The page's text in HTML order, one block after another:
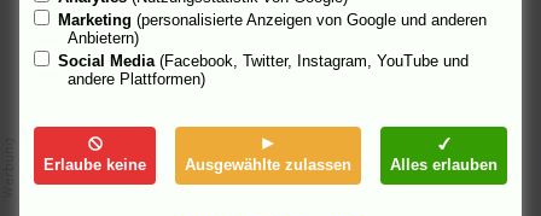
Marketing (personalisierte Anzeigen von Google und anderen
Anbietern)
Social Media (Facebook, Twitter, Instagram, YouTube und
andere Plattformen)
Erlaube keine Ausgewählte zulassen Alles erlauben